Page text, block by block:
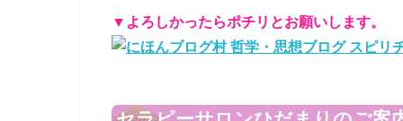
▼よろしかったらポチリとお願いします。